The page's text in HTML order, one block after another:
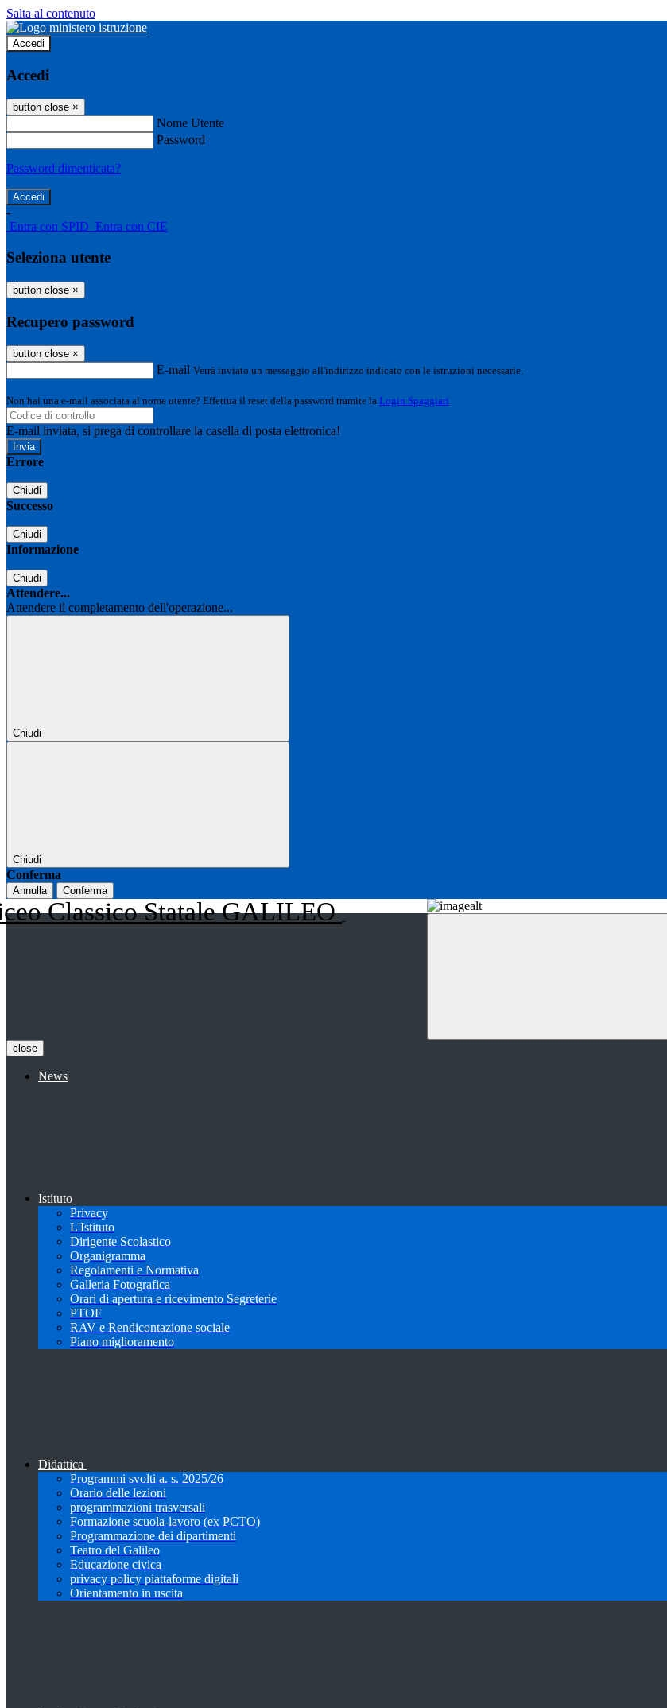
Salta al contenuto
Accedi
Accedi
button close ×
Nome Utente
Password
Password dimenticata?
-
Entra con SPID Entra con CIE
Seleziona utente
button close ×
Recupero password
button close ×
E-mail Verrà inviato un messaggio all'indirizzo indicato con le istruzioni necessarie.
Non hai una e-mail associata al nome utente? Effettua il reset della password tramite la Login Spaggiari
E-mail inviata, si prega di controllare la casella di posta elettronica!
Errore
Chiudi
Successo
Chiudi
Informazione
Chiudi
Attendere...
Attendere il completamento dell'operazione...
Chiudi
Chiudi
Conferma
Annulla Conferma
Classico Statale GALILEO
close
News
Istituto
Privacy
L'Istituto
Dirigente Scolastico
Organigramma
Regolamenti e Normativa
Galleria Fotografica
Orari di apertura e ricevimento Segreterie
PTOF
RAV e Rendicontazione sociale
Piano miglioramento
Didattica
Programmi svolti a. s. 2025/26
Orario delle lezioni
programmazioni trasversali
Formazione scuola-lavoro (ex PCTO)
Programmazione dei dipartimenti
Teatro del Galileo
Educazione civica
privacy policy piattaforme digitali
Orientamento in uscita